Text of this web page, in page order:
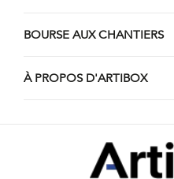
BOURSE AUX CHANTIERS
À PROPOS D'ARTIBOX